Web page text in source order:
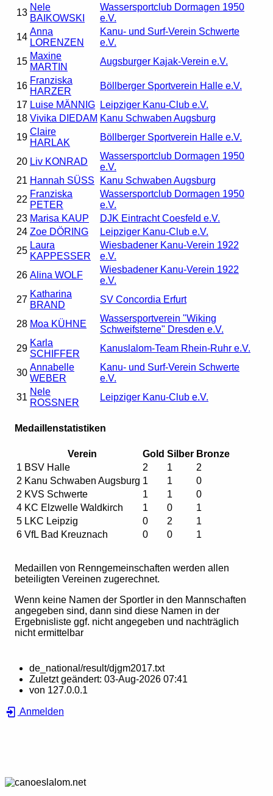
13
Nele
BAIKOWSKI
Wassersportclub Dormagen 1950
e.V.
14
Anna
LORENZEN
Kanu- und Surf-Verein Schwerte
e.V.
15
Maxine
MARTIN
Augsburger Kajak-Verein e.V.
16
Franziska
HARZER
Böllberger Sportverein Halle e.V.
17 Luise MÄNNIG
Leipziger Kanu-Club e.V.
18 Vivika DIEDAM Kanu Schwaben Augsburg
19
Claire
HARLAK
Böllberger Sportverein Halle e.V.
20 Liv KONRAD
Wassersportclub Dormagen 1950
e.V.
21 Hannah SÜSS
Kanu Schwaben Augsburg
22
Franziska
PETER
Wassersportclub Dormagen 1950
e.V.
23 Marisa KAUP
DJK Eintracht Coesfeld e.V.
24 Zoe DÖRING
Leipziger Kanu-Club e.V.
25
Laura
KAPPESSER
Wiesbadener Kanu-Verein 1922
e.V.
26 Alina WOLF
Wiesbadener Kanu-Verein 1922
e.V.
27
Katharina
BRAND
SV Concordia Erfurt
28 Moa KÜHNE
Wassersportverein "Wiking
Schweifsterne" Dresden e.V.
29
Karla
SCHIFFER
Kanuslalom-Team Rhein-Ruhr e.V.
30
Annabelle
WEBER
Kanu- und Surf-Verein Schwerte
e.V.
31
Nele
ROSSNER
Leipziger Kanu-Club e.V.
Medaillenstatistiken
Verein Gold Silber Bronze
1 BSV Halle 2 1
2
2 Kanu Schwaben Augsburg 1 1
0
2 KVS Schwerte 1 1
0
4 KC Elzwelle Waldkirch 1 0
1
5 LKC Leipzig 0 2
1
6 VfL Bad Kreuznach 0 0 1
Medaillen von Renngemeinschaften werden allen
beteiligten Vereinen zugerechnet.
Wenn keine Namen der Sportler in den Mannschaften
angegeben sind, dann sind diese Namen in der
Ergebnisliste ggf. nicht angegeben und nachträglich
nicht ermittelbar
de_national/result/djgm2017.txt
Zuletzt geändert: 03-Aug-2026 07:41
von 127.0.0.1
Anmelden